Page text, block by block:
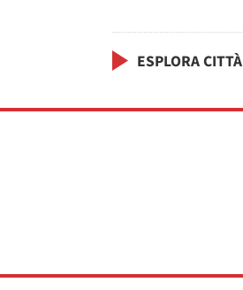
ESPLORA CITTÀ